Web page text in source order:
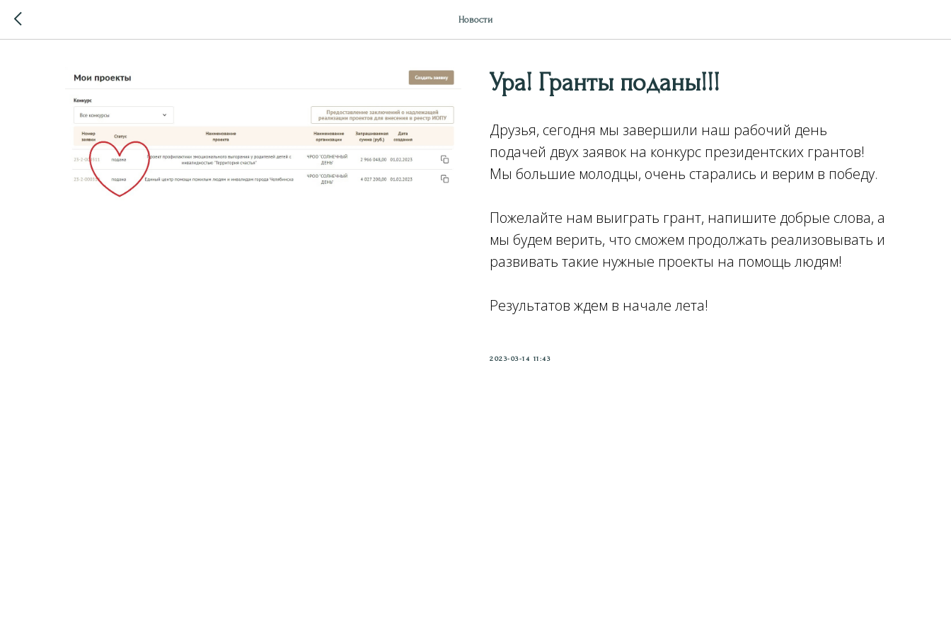
Новости
Ура! Гранты поданы!!!
Друзья, сегодня мы завершили наш рабочий день
подачей двух заявок на конкурс президентских грантов!
Мы большие молодцы, очень старались и верим в победу.
Пожелайте нам выиграть грант, напишите добрые слова, а
мы будем верить, что сможем продолжать реализовывать и
развивать такие нужные проекты на помощь людям!
Результатов ждем в начале лета!
2023-03-14 11:43